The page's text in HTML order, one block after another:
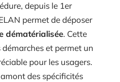
depuis le 1er
permet de déposer
dématérialisée. Cette
et permet un
pour les usagers.
des spécificités